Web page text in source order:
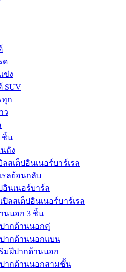
ด
ข่ง
SUV
ทุก
ว
ชิ้น
ถัง
ลสเต็ปอินเนอร์บาร์เรล
รลย้อนกลับ
อินเนอร์บาร์ล
ปิลสเต็ปอินเนอร์บาร์เรล
นนอก 3 ชิ้น
ากด้านนอกคู่
ากด้านนอกแบน
มฝีปากด้านนอก
ากด้านนอกสามชั้น